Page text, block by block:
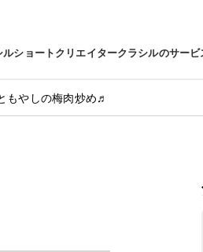
ルショートクリエイタークラシルのサービ
もやしの梅肉炒め♬